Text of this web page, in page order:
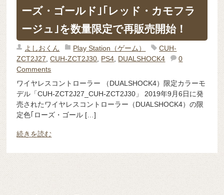
ーズ・ゴールド｣｢レッド・カモフラ
ージュ｣を数量限定で再販売開始！
よしおくん Play Station（ゲーム）
CUH-
ZCT2J27 ,CUH-ZCT2J30 PS4 DUALSHOCK4
0
Comments
ワイヤレスコントローラー （DUALSHOCK4）限定カラーモ
デル「CUH-ZCT2J27_CUH-ZCT2J30」 2019年9月6日に発
売されたワイヤレスコントローラー（DUALSHOCK4）の限
定色｢ローズ・ゴール […]
続きを読む